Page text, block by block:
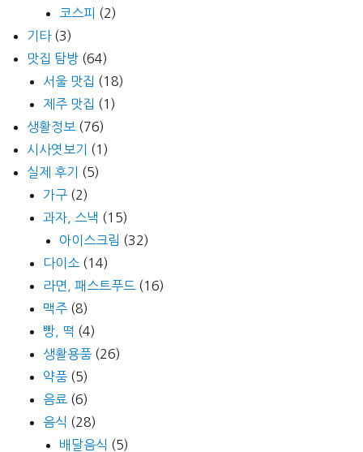
코스피 (2)
기타(3)
맛집 탐방 (64)
서울 맛집 (18)
제주 맛집 (1)
생활정보 (76)
시사엿보기
(1)
실제 후기
(5)
가구 (2)
과자, 스낵 (15)
아이스크림 (32)
다이소 (14)
라면, 패스트푸드 (16)
맥주 (8)
빵, 떡 (4)
생활용품 (26)
약품 (5)
음료 (6)
음식 (28)
배달음식 (5)